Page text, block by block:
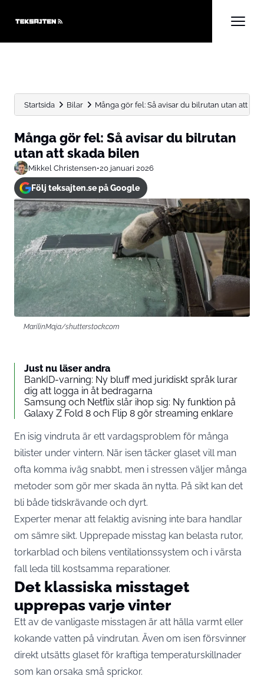
Startsida Bilar Många gör fel: Så avisar du bilrutan utan att
Många gör fel: Så avisar du bilrutan
utan att skada bilen
Mikkel Christensen•20 januari 2026
Följ teksajten.se på Google
MarilinMaja/shutterstock.com
Just nu läser andra
BankID-varning: Ny bluff med juridiskt språk lurar
dig att logga in åt bedragarna
Samsung och Netflix slår ihop sig: Ny funktion på
Galaxy Z Fold 8 och Flip 8 gör streaming enklare
En isig vindruta är ett vardagsproblem för många
bilister under vintern. När isen täcker glaset vill man
ofta komma iväg snabbt, men i stressen väljer många
metoder som gör mer skada än nytta. På sikt kan det
bli både tidskrävande och dyrt.
Experter menar att felaktig avisning inte bara handlar
om sämre sikt. Upprepade misstag kan belasta rutor,
torkarblad och bilens ventilationssystem och i värsta
fall leda till kostsamma reparationer.
Det klassiska misstaget
upprepas varje vinter
Ett av de vanligaste misstagen är att hälla varmt eller
kokande vatten på vindrutan. Även om isen försvinner
direkt utsätts glaset för kraftiga temperaturskillnader
som kan orsaka små sprickor.